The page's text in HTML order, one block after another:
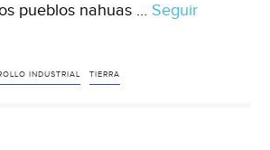
pueblos nahuas … Seguir
INDUSTRIAL TIERRA